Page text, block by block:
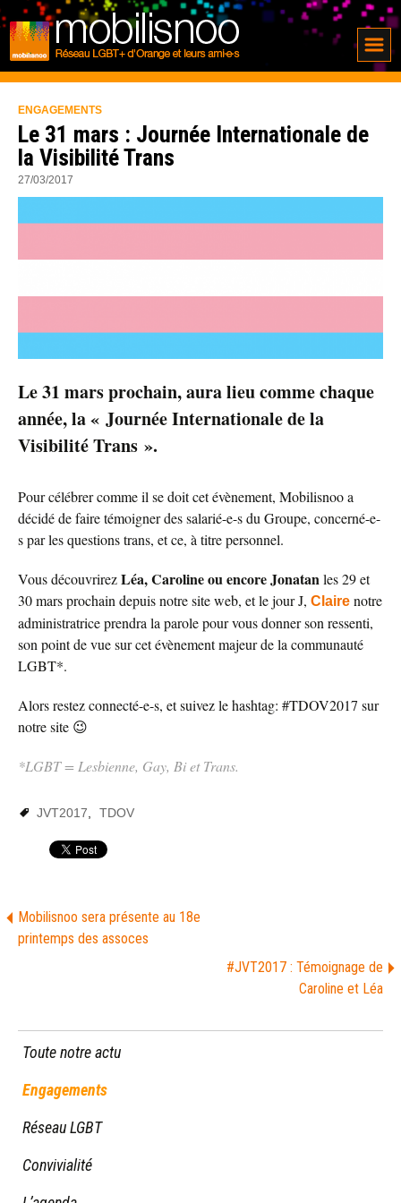
ENGAGEMENTS
Le 31 mars : Journée Internationale de
la Visibilité Trans
27/03/2017
Le 31 mars prochain, aura lieu comme chaque
année, la « Journée Internationale de la
Visibilité Trans ».
Pour célébrer comme il se doit cet évènement, Mobilisnoo a
décidé de faire témoigner des salarié-e-s du Groupe, concerné-e-
s par les questions trans, et ce, à titre personnel.
Vous découvrirezLéa, Caroline ou encore Jonatanles 29 et
30 mars prochain depuis notre site web, et le jour J, Claire notre
administratrice prendra la parole pour vous donner son ressenti,
son point de vue sur cet évènement majeur de la communauté
LGBT*.
Alors restez connecté-e-s, et suivez le hashtag: #TDOV2017 sur
notre site 😉
*LGBT = Lesbienne, Gay, Bi et Trans.
JVT2017, TDOV
Mobilisnoo sera présente au 18e
printemps des assoces
#JVT2017 : Témoignage de
Caroline et Léa
Toute notre actu
Engagements
Réseau LGBT
Convivialité